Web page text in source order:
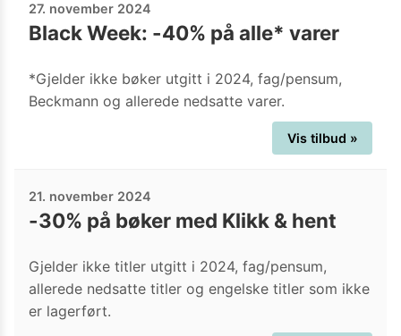
27. november 2024
Black Week: -40% på alle* varer
*Gjelder ikke bøker utgitt i 2024, fag/pensum,
Beckmann og allerede nedsatte varer.
Vis tilbud »
21. november 2024
-30% på bøker med Klikk & hent
Gjelder ikke titler utgitt i 2024, fag/pensum,
allerede nedsatte titler og engelske titler som ikke
er lagerført.